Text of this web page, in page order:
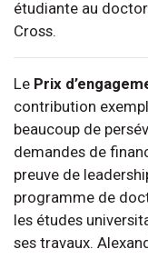
étudiante au
Cross.
Le Prix
contribution
beaucoup de
demandes de
preuve de
programme de
les études
ses travaux.